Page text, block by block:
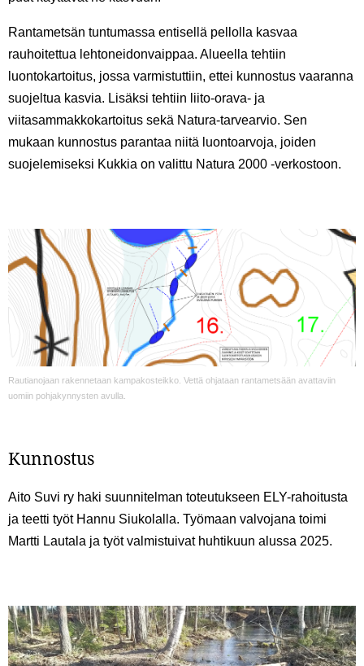
Rantametsän tuntumassa entisellä pellolla kasvaa
rauhoitettua lehtoneidonvaippaa. Alueella tehtiin
luontokartoitus, jossa varmistuttiin, ettei kunnostus vaaranna
suojeltua kasvia. Lisäksi tehtiin liito-orava- ja
viitasammakkokartoitus sekä Natura-tarvearvio. Sen
mukaan kunnostus parantaa niitä luontoarvoja, joiden
suojelemiseksi Kukkia on valittu Natura 2000 -verkostoon.
Rautianojaan rakennetaan kampakosteikko. Vettä ohjataan rantametsään avattaviin
uomiin pohjakynnysten avulla.
Kunnostus
Aito Suvi ry haki suunnitelman toteutukseen ELY-rahoitusta
ja teetti työt Hannu Siukolalla. Työmaan valvojana toimi
Martti Lautala ja työt valmistuivat huhtikuun alussa 2025.